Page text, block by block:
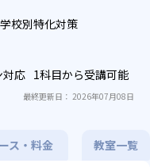
学校別特化対策
対応 1科目から受講可能
最終更新日： 2026年07月08日
ス・料金 教室一覧